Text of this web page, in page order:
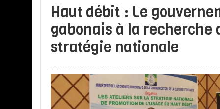
Haut débit : Le
gabonais à la recherche
stratégie nationale